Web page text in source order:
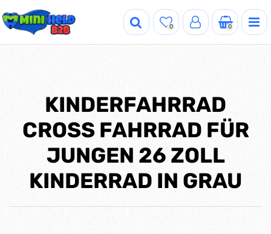
0 0
KINDERFAHRRAD
CROSS FAHRRAD FÜR
JUNGEN 26 ZOLL
KINDERRAD IN GRAU